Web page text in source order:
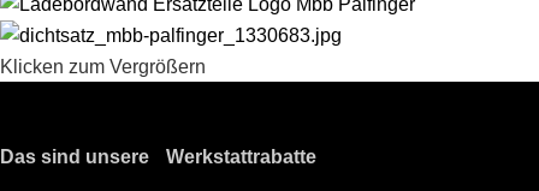
Klicken zum Vergrößern
Das sind unsere Werkstattrabatte